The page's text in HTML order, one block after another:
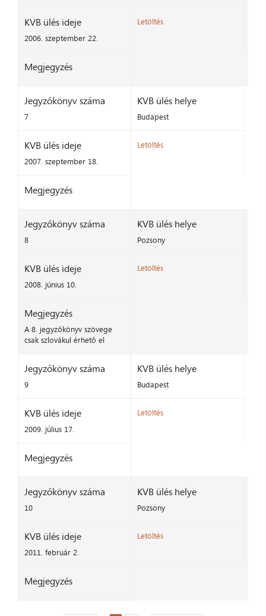
KVB ülés ideje
2006. szeptember 22.
Letöltés
Megjegyzés
Jegyzőkönyv száma
7
KVB ülés helye
Budapest
KVB ülés ideje
2007. szeptember 18.
Letöltés
Megjegyzés
Jegyzőkönyv száma
8
KVB ülés helye
Pozsony
KVB ülés ideje
2008. június 10.
Letöltés
Megjegyzés
A 8. jegyzőkönyv szövege
csak szlovákul érhető el
Jegyzőkönyv száma
9
KVB ülés helye
Budapest
KVB ülés ideje
2009. július 17.
Letöltés
Megjegyzés
Jegyzőkönyv száma
10
KVB ülés helye
Pozsony
KVB ülés ideje
2011. február 2.
Letöltés
Megjegyzés